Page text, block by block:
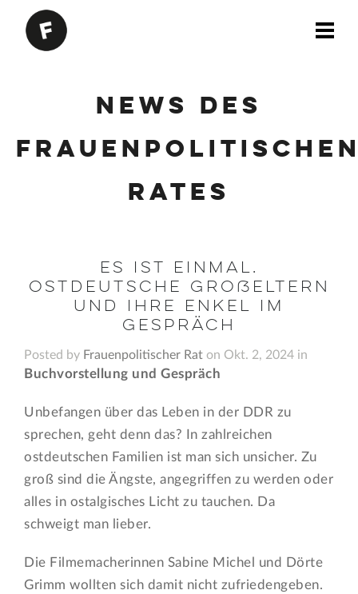
News des
Rates
Es ist einmal.
Ostdeutsche Großeltern
und ihre Enkel im
Gespräch
Posted by Frauenpolitischer Rat on Okt. 2, 2024 in
Buchvorstellung und Gespräch
Unbefangen über das Leben in der DDR zu
sprechen, geht denn das? In zahlreichen
ostdeutschen Familien ist man sich unsicher. Zu
groß sind die Ängste, angegriffen zu werden oder
alles in ostalgisches Licht zu tauchen. Da
schweigt man lieber.
Die Filmemacherinnen Sabine Michel und Dörte
Grimm wollten sich damit nicht zufriedengeben.